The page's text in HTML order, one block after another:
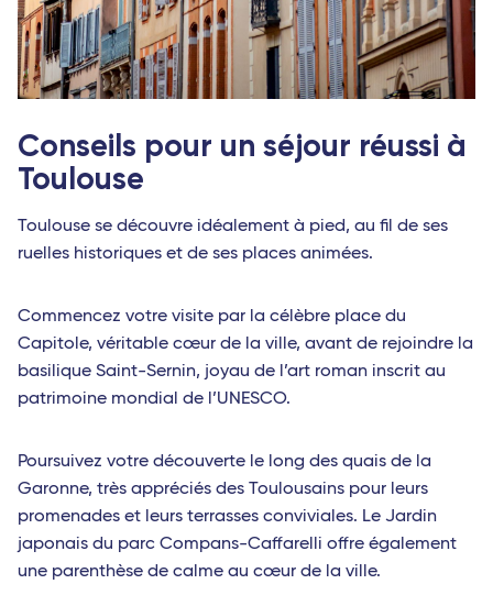
Conseils pour un séjour réussi à
Toulouse
Toulouse se découvre idéalement à pied, au fil de ses
ruelles historiques et de ses places animées.
Commencez votre visite par la célèbre place du
Capitole, véritable cœur de la ville, avant de rejoindre la
basilique Saint-Sernin, joyau de l’art roman inscrit au
patrimoine mondial de l’UNESCO.
Poursuivez votre découverte le long des quais de la
Garonne, très appréciés des Toulousains pour leurs
promenades et leurs terrasses conviviales. Le Jardin
japonais du parc Compans-Caffarelli offre également
une parenthèse de calme au cœur de la ville.